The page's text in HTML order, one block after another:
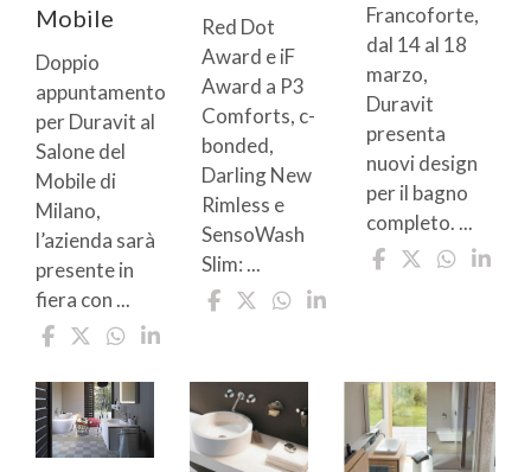
Mobile
Doppio
appuntamento
per Duravit al
Salone del
Mobile di
Milano,
l’azienda sarà
presente in
fiera con ...
Red Dot
Award e iF
Award a P3
Comforts, c-
bonded,
Darling New
Rimless e
SensoWash
Slim: ...
Francoforte,
dal 14 al 18
marzo,
Duravit
presenta
nuovi design
per il bagno
completo. ...